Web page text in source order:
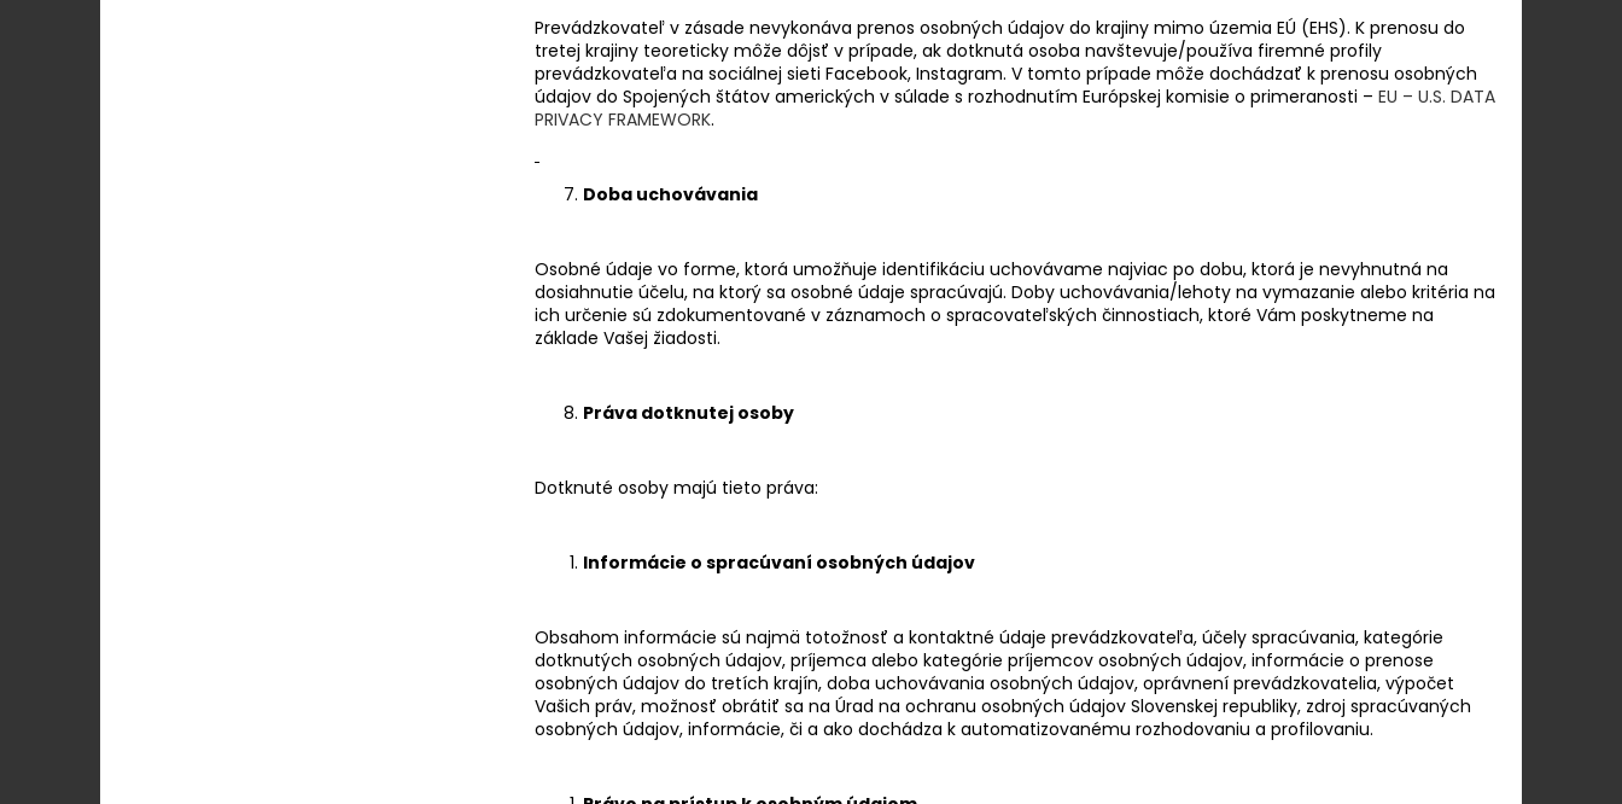
Prevádzkovateľ v zásade nevykonáva prenos osobných údajov do krajiny mimo územia EÚ (EHS). K prenosu do
tretej krajiny teoreticky môže dôjsť v prípade, ak dotknutá osoba navštevuje/používa firemné profily
prevádzkovateľa na sociálnej sieti Facebook, Instagram. V tomto prípade môže dochádzať k prenosu osobných
údajov do Spojených štátov amerických v súlade s rozhodnutím Európskej komisie o primeranosti – EU – U.S. DATA
PRIVACY FRAMEWORK.
Doba uchovávania
Osobné údaje vo forme, ktorá umožňuje identifikáciu uchovávame najviac po dobu, ktorá je nevyhnutná na
dosiahnutie účelu, na ktorý sa osobné údaje spracúvajú. Doby uchovávania/lehoty na vymazanie alebo kritéria na
ich určenie sú zdokumentované v záznamoch o spracovateľských činnostiach, ktoré Vám poskytneme na
základe Vašej žiadosti.
Práva dotknutej osoby
Dotknuté osoby majú tieto práva:
Informácie o spracúvaní osobných údajov
Obsahom informácie sú najmä totožnosť a kontaktné údaje prevádzkovateľa, účely spracúvania, kategórie
dotknutých osobných údajov, príjemca alebo kategórie príjemcov osobných údajov, informácie o prenose
osobných údajov do tretích krajín, doba uchovávania osobných údajov, oprávnení prevádzkovatelia, výpočet
Vašich práv, možnosť obrátiť sa na Úrad na ochranu osobných údajov Slovenskej republiky, zdroj spracúvaných
osobných údajov, informácie, či a ako dochádza k automatizovanému rozhodovaniu a profilovaniu.